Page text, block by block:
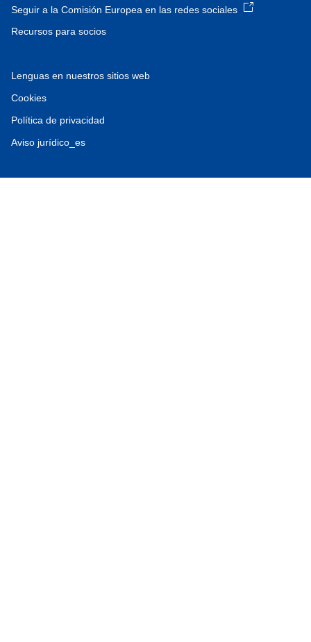
Seguir a la Comisión Europea en las redes sociales
Recursos para socios
Lenguas en nuestros sitios web
Cookies
Política de privacidad
Aviso jurídico_es